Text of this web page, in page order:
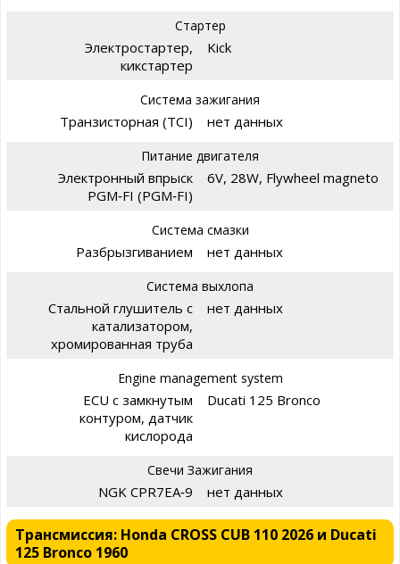
Стартер
Электростартер,
кикстартер
Kick
Система зажигания
Транзисторная (TCI) нет данных
Питание двигателя
Электронный впрыск
PGM‑FI (PGM‑FI)
6V, 28W, Flywheel magneto
Система смазки
Разбрызгиванием нет данных
Система выхлопа
Стальной глушитель с
катализатором,
хромированная труба
нет данных
Engine management system
ECU с замкнутым
контуром, датчик
кислорода
Ducati 125 Bronco
Свечи Зажигания
NGK CPR7EA‑9 нет данных
Трансмиссия: Honda CROSS CUB 110 2026 и Ducati
125 Bronco 1960